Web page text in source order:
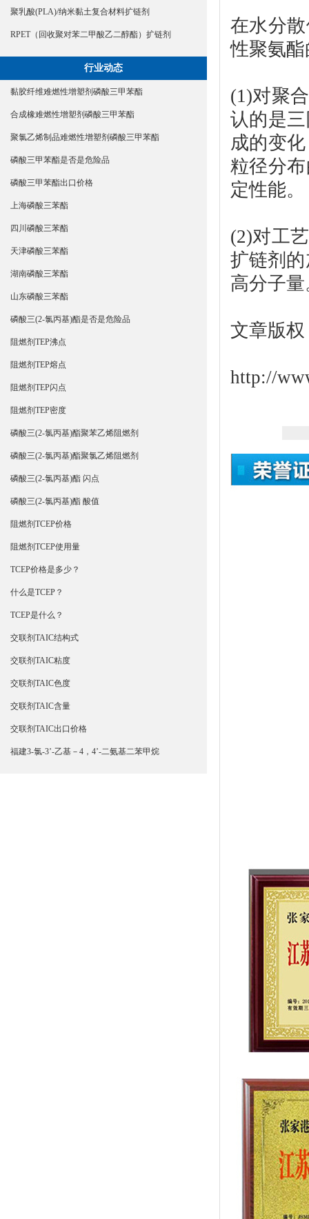
聚乳酸(PLA)/纳米黏土复合材料扩链剂
RPET（回收聚对苯二甲酸乙二醇酯）扩链剂
行业动态
黏胶纤维难燃性增塑剂磷酸三甲苯酯
合成橡难燃性增塑剂磷酸三甲苯酯
聚氯乙烯制品难燃性增塑剂磷酸三甲苯酯
磷酸三甲苯酯是否是危险品
磷酸三甲苯酯出口价格
上海磷酸三苯酯
四川磷酸三苯酯
天津磷酸三苯酯
湖南磷酸三苯酯
山东磷酸三苯酯
磷酸三(2-氯丙基)酯是否是危险品
阻燃剂TEP沸点
阻燃剂TEP熔点
阻燃剂TEP闪点
阻燃剂TEP密度
磷酸三(2-氯丙基)酯聚苯乙烯阻燃剂
磷酸三(2-氯丙基)酯聚氯乙烯阻燃剂
磷酸三(2-氯丙基)酯 闪点
磷酸三(2-氯丙基)酯 酸值
阻燃剂TCEP价格
阻燃剂TCEP使用量
TCEP价格是多少？
什么是TCEP？
TCEP是什么？
交联剂TAIC结构式
交联剂TAIC粘度
交联剂TAIC色度
交联剂TAIC含量
交联剂TAIC出口价格
福建3-氯-3’-乙基－4，4’-二氨基二苯甲烷
在水分
性聚氨
(1)对聚
认的是
成的变
粒径分
定性能。
(2)对工
扩链剂
高分子量
文章版权
http://